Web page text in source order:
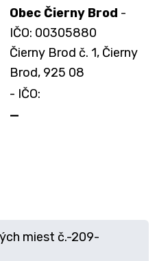
Obec Čierny Brod -
IČO: 00305880
Čierny Brod č. 1, Čierny
Brod, 925 08
- IČO:
—
miest č.-209-